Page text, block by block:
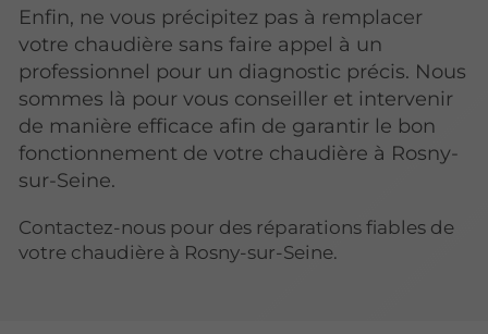
Enfin, ne vous précipitez pas à remplacer
votre chaudière sans faire appel à un
professionnel pour un diagnostic précis. Nous
sommes là pour vous conseiller et intervenir
de manière efficace afin de garantir le bon
fonctionnement de votre chaudière à Rosny-
sur-Seine.
Contactez-nous pour des réparations fiables de
votre chaudière à Rosny-sur-Seine.